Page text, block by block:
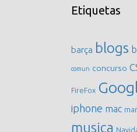
Etiquetas
barça blogs
comun concurso
FireFox
iphone mac
musica